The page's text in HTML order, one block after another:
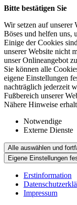
Bitte bestätigen Sie
Wir setzen auf unserer
Böses und helfen uns,
Einige der Cookies
unserer Website nicht
unser Onlineangebot
Sie können alle
eigene Einstellungen
nachträglich jederzeit
Fußbereich unserer
Nähere Hinweise
Notwendige
Externe Dienste
Alle auswählen und
Eigene Einstellungen
Erstinformation
Impressum